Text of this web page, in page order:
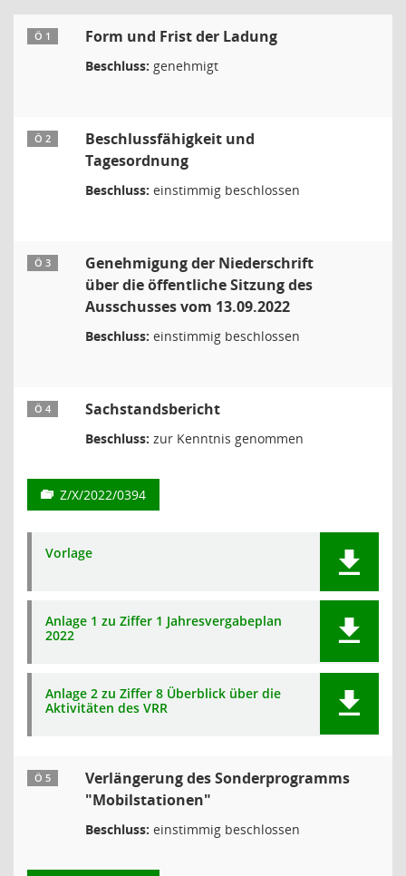
Ö 1 Form und Frist der Ladung
Beschluss: genehmigt
Ö 2
Beschlussfähigkeit und
Tagesordnung
Beschluss: einstimmig beschlossen
Ö 3
Genehmigung der Niederschrift
über die öffentliche Sitzung des
Ausschusses vom 13.09.2022
Beschluss: einstimmig beschlossen
Ö 4 Sachstandsbericht
Beschluss: zur Kenntnis genommen
Z/X/2022/0394
Vorlage
Anlage 1 zu Ziffer 1 Jahresvergabeplan
2022
Anlage 2 zu Ziffer 8 Überblick über die
Aktivitäten des VRR
Ö 5
Verlängerung des Sonderprogramms
"Mobilstationen"
Beschluss: einstimmig beschlossen